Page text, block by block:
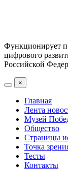
Функционирует
цифрового
Российской
×
Главная
Лента
Музей
Общество
Страницы
Точка
Тесты
Контакты